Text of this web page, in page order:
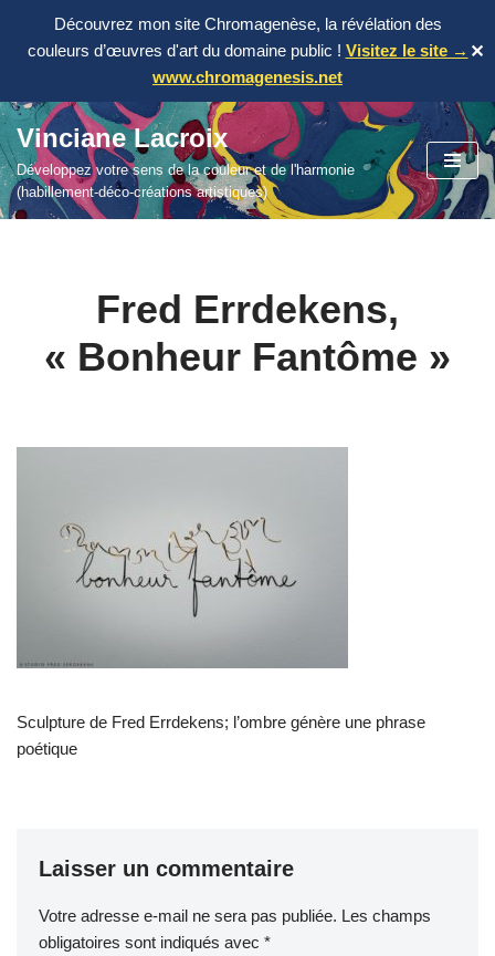
Découvrez mon site Chromagenèse, la révélation des
couleurs d’œuvres d'art du domaine public ! Visitez le site →
www.chromagenesis.net
✕
Aller
au
contenu
Vinciane Lacroix
Développez votre sens de la couleur et de l'harmonie
(habillement-déco-créations artistiques)
Fred Errdekens,
« Bonheur Fantôme »
Sculpture de Fred Errdekens; l’ombre génère une phrase
poétique
Laisser un commentaire
Votre adresse e-mail ne sera pas publiée. Les champs
obligatoires sont indiqués avec *